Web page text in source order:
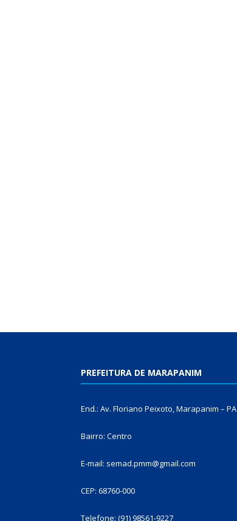
PREFEITURA DE MARAPANIM
End.: Av. Floriano Peixoto, Marapanim – PA
Bairro: Centro
E-mail: semad.pmm@gmail.com
CEP: 68760-000
Telefone: (91) 98561-9227